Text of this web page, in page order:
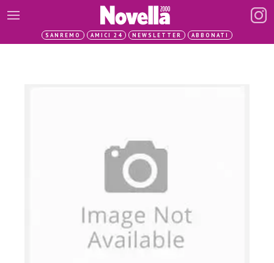
SANREMO AMICI 24 NEWSLETTER ABBONATI